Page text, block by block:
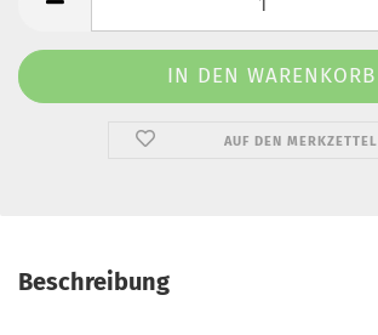
AUF DEN MERKZETTEL
Beschreibung